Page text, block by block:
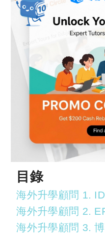
目錄
海外升學顧問 1.
海外升學顧問 2.
海外升學顧問 3.